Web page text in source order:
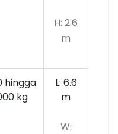
H: 2.6
m
hingga
kg
L: 6.6
m
W: